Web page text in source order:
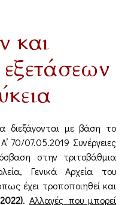
και
διεξάγονται με βάση το
70/07.05.2019 Συνέργειες
στην τριτοβάθμια
Γενικά Αρχεία του
έχει τροποποιηθεί και
. Αλλαγές που μπορεί